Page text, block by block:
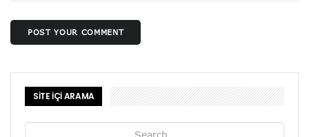
POST YOUR COMMENT
SİTE İÇİ ARAMA